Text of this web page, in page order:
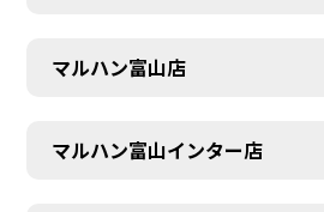
マルハン富山店
マルハン富山インター店